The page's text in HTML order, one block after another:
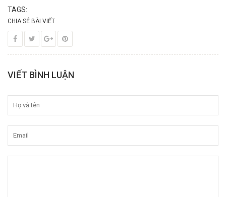
TAGS:
CHIA SẺ BÀI VIẾT
VIẾT BÌNH LUẬN